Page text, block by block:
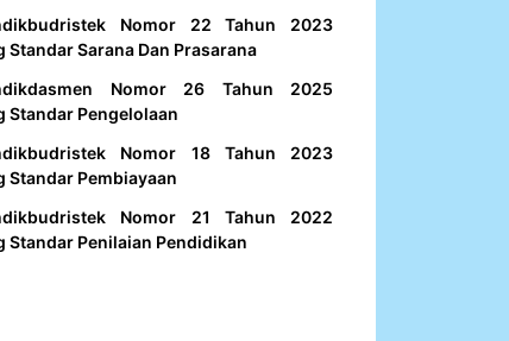
Nomor 22 Tahun 2023
Standar Sarana Dan Prasarana
Nomor 26 Tahun 2025
Standar Pengelolaan
Nomor 18 Tahun 2023
Standar Pembiayaan
Nomor 21 Tahun 2022
Standar Penilaian Pendidikan